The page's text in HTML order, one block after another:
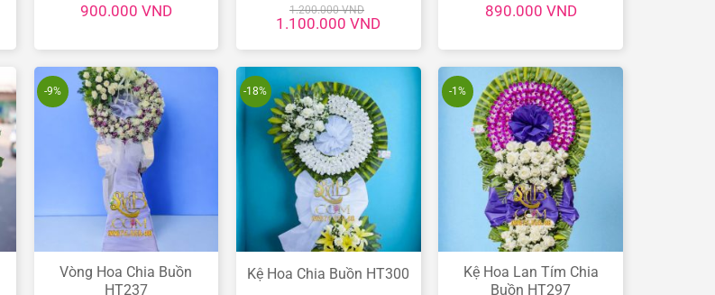
900.000 VND 1.200.000VND
Giá
gốc
là:
1.100.000VNDGiá
tại
1.100.000 VND.
890.000 VND
-9%
Vòng Hoa Chia Buồn
HT237
-18%
Kệ Hoa Chia Buồn HT300
-1%
Kệ Hoa Lan Tím Chia
Buồn HT297